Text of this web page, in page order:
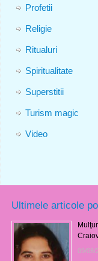
Profetii
Religie
Ritualuri
Spiritualitate
Superstitii
Turism magic
Video
Ultimele articole
09/08/